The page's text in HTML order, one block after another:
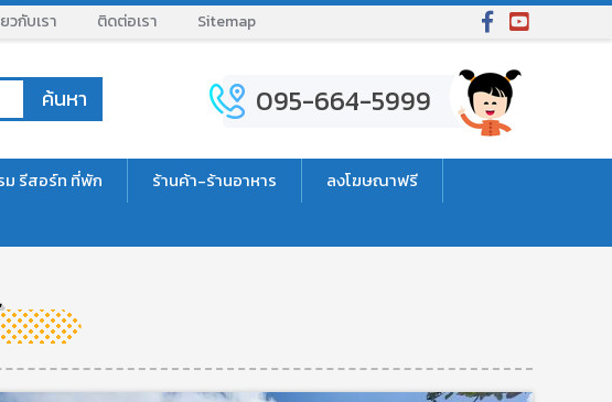
วกับเรา ติดต่อเรา Sitemap
095-664-5999
ม รีสอร์ท ที่พัก ร้านค้า-ร้านอาหาร
ลงโฆษณาฟรี